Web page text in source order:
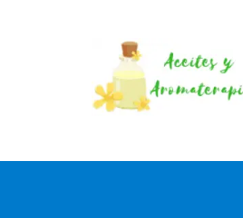
Aromaterapia